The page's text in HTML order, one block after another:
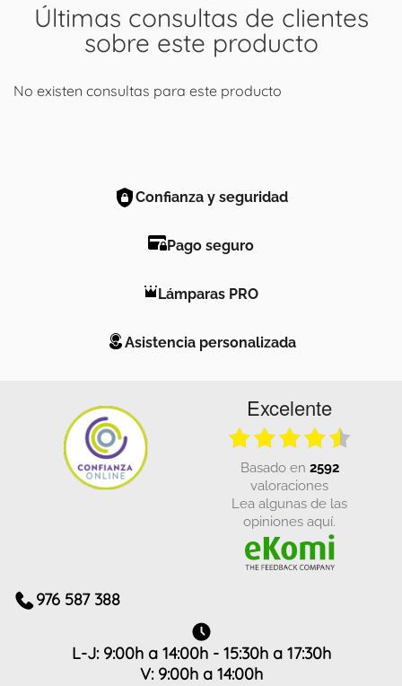
Últimas consultas de clientes
sobre este producto
No existen consultas para este producto
Confianza y seguridad
Pago seguro
Lámparas PRO
Asistencia personalizada
Excelente
basado en 2592
valoraciones
Lea algunas de las
opiniones aquí.
976 587 388
L-J: 9:00h a 14:00h - 15:30h a 17:30h
V: 9:00h a 14:00h